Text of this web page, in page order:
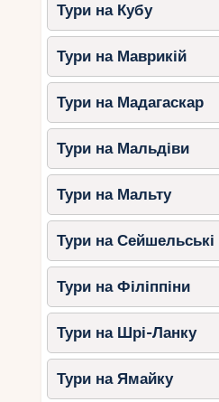
поєднують у собі всі ці
водні атракціони
Відвідування таких
родині насолодитися
та створити чудові
не забувайте, що
проведений разом зі
важливо задуматися про
свій відпочинок ще більш
для всієї родини.
Тури на Кубу
Тури на Маврикій
Тури на Мадагаскар
Тури на Мальдіви
Тури на Мальту
Тури на Сейшельські
Тури на Філіппіни
Тури на Шрі-Ланку
Тури на Ямайку